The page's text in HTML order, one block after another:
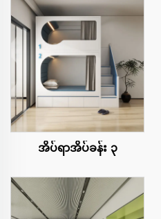
အိပ်ရာအိပ်ခန်း ၃